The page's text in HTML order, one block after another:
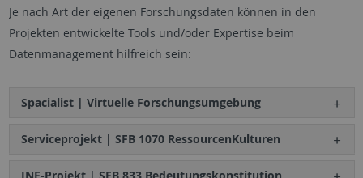
Je nach Art der eigenen Forschungsdaten können in den
Projekten entwickelte Tools und/oder Expertise beim
Datenmanagement hilfreich sein:
Spacialist | Virtuelle Forschungsumgebung
Serviceprojekt | SFB 1070 RessourcenKulturen